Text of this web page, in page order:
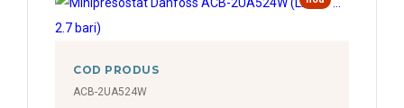
COD PRODUS
ACB-2UA524W